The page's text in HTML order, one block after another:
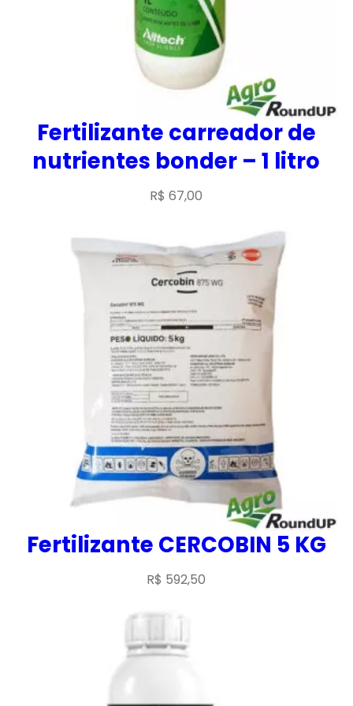
Fertilizante carreador de
nutrientes bonder – 1 litro
R$ 67,00
Fertilizante CERCOBIN 5 KG
R$ 592,50